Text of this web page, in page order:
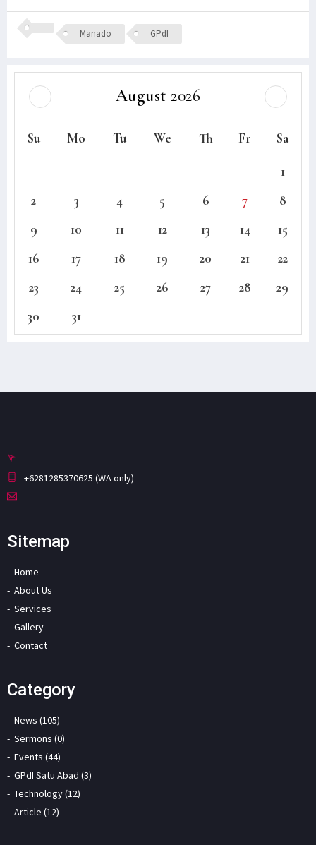
Manado GPdI
August 2026
Su Mo Tu We Th Fr Sa
1
2
3 4 5 6 7
8
9
10 11 12 13 14
15
16
17 18 19 20 21
22
23
24 25 26 27 28
29
30
31
-
+6281285370625 (WA only)
-
Sitemap
Home
About Us
Services
Gallery
Contact
Category
News (105)
Sermons (0)
Events (44)
GPdI Satu Abad (3)
Technology (12)
Article (12)